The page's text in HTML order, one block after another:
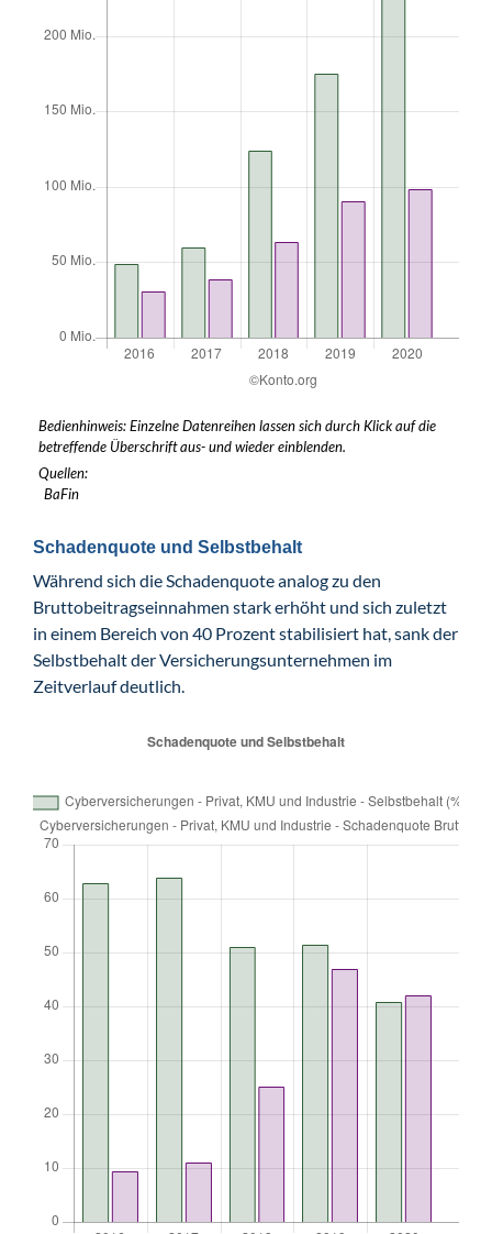
Bedienhinweis: Einzelne Datenreihen lassen sich durch Klick auf die
betreffende Überschrift aus- und wieder einblenden.
Quellen:
BaFin
Schadenquote und Selbstbehalt
Während sich die Schadenquote analog zu den
Bruttobeitragseinnahmen stark erhöht und sich zuletzt
in einem Bereich von 40 Prozent stabilisiert hat, sank der
Selbstbehalt der Versicherungsunternehmen im
Zeitverlauf deutlich.